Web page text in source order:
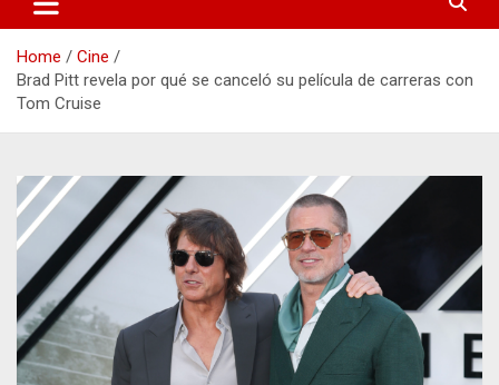
Home
Cine
Brad Pitt revela por qué se canceló su película de carreras con
Tom Cruise